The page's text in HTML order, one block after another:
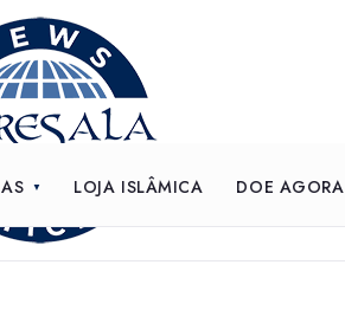
LOJA ISLÂMICA DOE AGORA